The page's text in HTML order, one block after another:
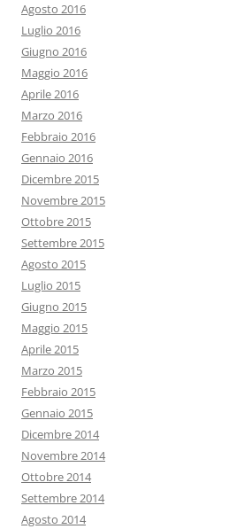
Agosto 2016
Luglio 2016
Giugno 2016
Maggio 2016
Aprile 2016
Marzo 2016
Febbraio 2016
Gennaio 2016
Dicembre 2015
Novembre 2015
Ottobre 2015
Settembre 2015
Agosto 2015
Luglio 2015
Giugno 2015
Maggio 2015
Aprile 2015
Marzo 2015
Febbraio 2015
Gennaio 2015
Dicembre 2014
Novembre 2014
Ottobre 2014
Settembre 2014
Agosto 2014